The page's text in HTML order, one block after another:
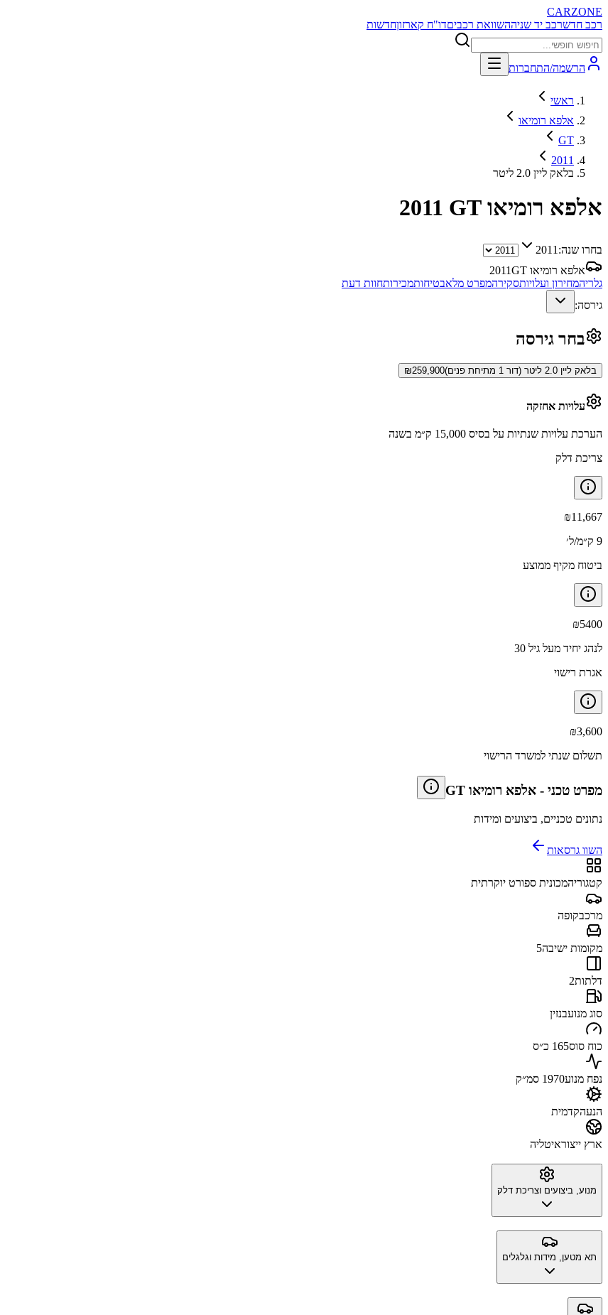
CARZONE
רכב חדשרכב יד שניההשוואת רכביםדו"ח קארזוןחדשות
הרשמה/התחברות
ראשי
אלפא רומיאו
GT
2011
בלאק ליין 2.0 ליטר
אלפא רומיאו GT 2011
בחרו שנה: 2011
אלפא רומיאו GT
2011
גלריהמחירון ועלויותסקירהמפרט מלאבטיחותמכירותחוות דעת
גירסה:
בחר גירסה
בלאק ליין 2.0 ליטר (דור 1 מתיחת פנים) ₪259,900
עלויות אחזקה
הערכת עלויות שנתיות על בסיס 15,000 ק״מ בשנה
צריכת דלק
₪11,667
9 ק״מ/ל׳
ביטוח מקיף ממוצע
₪5400
לנהג יחיד מעל גיל 30
אגרת רישוי
₪3,600
תשלום שנתי למשרד הרישוי
מפרט טכני - אלפא רומיאו GT
נתונים טכניים, ביצועים ומידות
השוו גרסאות
קטגוריהמכונית ספורט יוקרתית
מרכבקופה
מקומות ישיבה5
דלתות2
סוג מנועבנזין
כוח סוס165 כ״ס
נפח מנוע1970 סמ״ק
הנעהקדמית
ארץ ייצוראיטליה
מנוע, ביצועים וצריכת דלק
תא מטען, מידות וגלגלים